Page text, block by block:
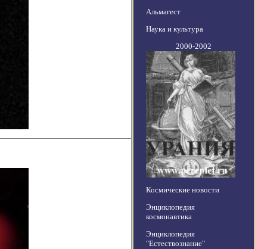
Альмагест
Наука и культура
2000-2002
Космические новости
Энциклопедия
космонавтика
Энциклопедия
"Естествознание"